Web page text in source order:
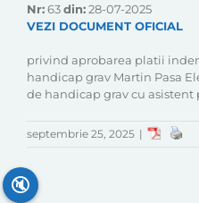
Nr:63din:28-07-2025
VEZI DOCUMENT OFICIAL
privind aprobarea platii
handicap grav Martin Pasa
de handicap grav cu asistent
septembrie 25, 2025 |
🔇